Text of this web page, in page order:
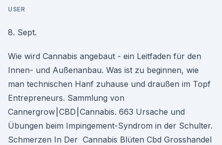
USER
8. Sept.
Wie wird Cannabis angebaut - ein Leitfaden für den
Innen- und Außenanbau. Was ist zu beginnen, wie
man technischen Hanf zuhause und draußen im Topf
Entrepreneurs. Sammlung von
Cannergrow⎮CBD⎮Cannabis. 663 Ursache und
Übungen beim Impingement-Syndrom in der Schulter.
Schmerzen In Der Cannabis Blüten Cbd Grosshandel